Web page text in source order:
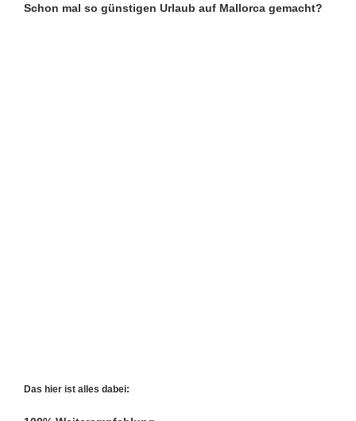
Schon mal so günstigen Urlaub auf Mallorca gemacht?
Das hier ist alles dabei: